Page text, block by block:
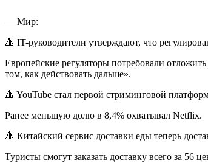
— Мир:
🔺 IT-руководители утверждают, что
Европейские регуляторы потребовали
том, как действовать дальше».
🔺 YouTube стал первой стриминговой
Ранее меньшую долю в 8,4% охватывал Netflix.
🔺 Китайский сервис доставки еды теперь
Туристы смогут заказать доставку всего за 56